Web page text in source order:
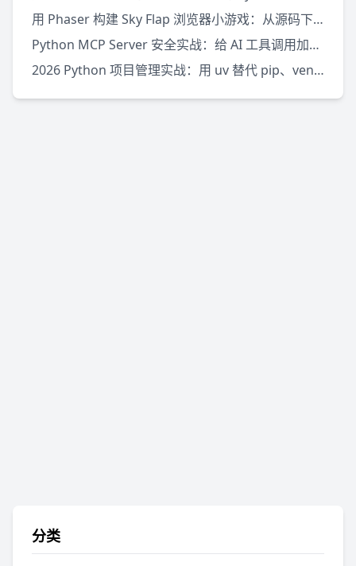
用 Phaser 构建 Sky Flap 浏览器小游戏：从源码下载到本地运行
Python MCP Server 安全实战：给 AI 工具调用加边界
2026 Python 项目管理实战：用 uv 替代 pip、venv 和 pipx
分类